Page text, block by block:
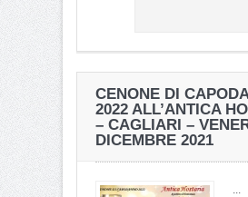
CENONE DI
2022 ALL’ANTICA
– CAGLIARI –
DICEMBRE 2021
...